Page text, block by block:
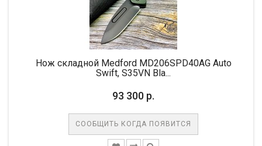
Нож складной Medford MD206SPD40AG Auto
Swift, S35VN Bla...
93 300 р.
СООБЩИТЬ КОГДА ПОЯВИТСЯ